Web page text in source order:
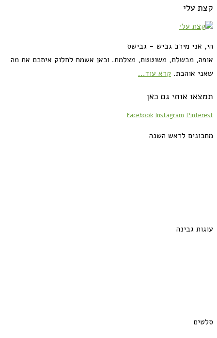
קצת עלי
הי, אני מירב גביש - גבישס
אופה, מבשלת, משוטטת, מצלמת. וכאן אשמח לחלוק איתכם את מה
שאני אוהבת. קרא עוד...
תמצאו אותי גם כאן
Facebook Instagram Pinterest
מתכונים לראש השנה
עוגות גבינה
סלטים